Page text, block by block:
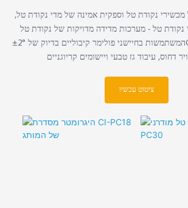
מכשירי נקודת טל וספקית אמינה של מדי נקודת טל,
נקודת טל - מערכות מדידה מדויקות של נקודת טל
המשתמשות בחיישני פולימר קיבוליים בדיוק של ±2°C. תצורות זמינות עבור
ציטוט עכשיו